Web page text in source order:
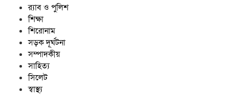
র‍্যাব ও পুলিশ
শিক্ষা
শিরোনাম
সড়ক দূর্ঘটনা
সম্পাদকীয়
সাহিত্য
সিলেট
স্বাস্থ্য